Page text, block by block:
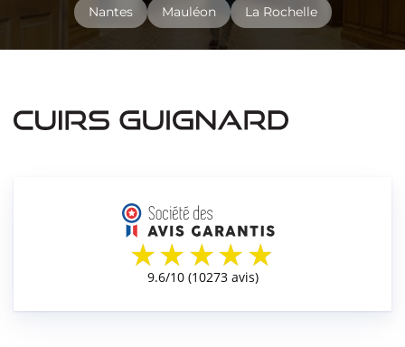
Nantes Mauléon La Rochelle